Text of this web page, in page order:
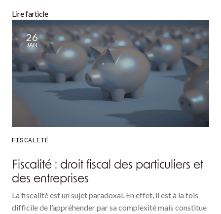
Lire l'article
26
JAN
FISCALITÉ
Fiscalité : droit fiscal des particuliers et
des entreprises
La fiscalité est un sujet paradoxal. En effet, il est à la fois
difficile de l’appréhender par sa complexité mais constitue